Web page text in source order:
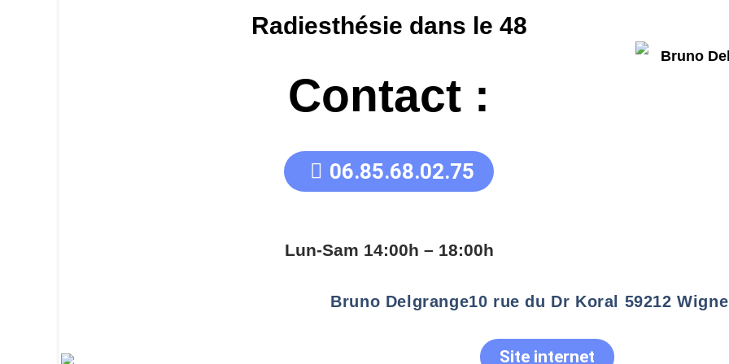
Radiesthésie dans le 48
Contact :
06.85.68.02.75
Lun-Sam 14:00h – 18:00h
Bruno Delgrange10 rue du Dr Koral 59212
Site internet